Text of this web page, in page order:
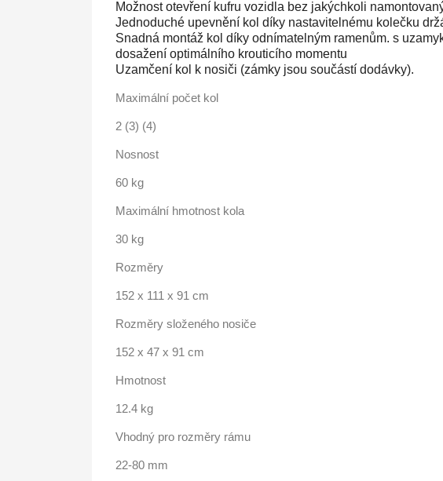
Možnost otevření kufru vozidla bez jakýchkoli
Jednoduché upevnění kol díky nastavitelnému kolečku
Snadná montáž kol díky odnímatelným ramenům. s
dosažení optimálního krouticího momentu
Uzamčení kol k nosiči (zámky jsou součástí dodávky).
Maximální počet kol
2 (3) (4)
Nosnost
60 kg
Maximální hmotnost kola
30 kg
Rozměry
152 x 111 x 91 cm
Rozměry složeného nosiče
152 x 47 x 91 cm
Hmotnost
12.4 kg
Vhodný pro rozměry rámu
22-80 mm